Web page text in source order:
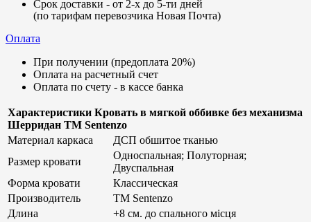
Срок доставки - от 2-х до 5-ти дней
(по тарифам перевозчика Новая Почта)
Оплата
При пoлyчeнии (предоплата 20%)
Оплата на расчетный счет
Оплата по счету - в кассе банка
Характеристики Кровать в мягкой оббивке без механизма
Шерридан ТМ Sentenzo
Материал каркаса
ДСП обшитое тканью
Размер кровати
Односпальная; Полуторная;
Двуспальная
Форма кровати
Классическая
Производитель
ТМ Sentenzo
Длина
+8 см. до спального місця